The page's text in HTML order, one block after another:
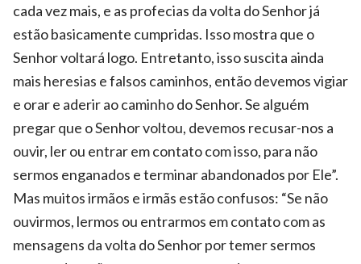
cada vez mais, e as profecias da volta do Senhor já
estão basicamente cumpridas. Isso mostra que o
Senhor voltará logo. Entretanto, isso suscita ainda
mais heresias e falsos caminhos, então devemos vigiar
e orar e aderir ao caminho do Senhor. Se alguém
pregar que o Senhor voltou, devemos recusar-nos a
ouvir, ler ou entrar em contato com isso, para não
sermos enganados e terminar abandonados por Ele”.
Mas muitos irmãos e irmãs estão confusos: “Se não
ouvirmos, lermos ou entrarmos em contato com as
mensagens da volta do Senhor por temer sermos